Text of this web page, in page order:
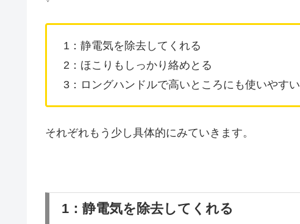
1：静電気を除去してくれる
2：ほこりもしっかり絡めとる
3：ロングハンドルで高いところにも使いやすい
それぞれもう少し具体的にみていきます。
1：静電気を除去してくれる